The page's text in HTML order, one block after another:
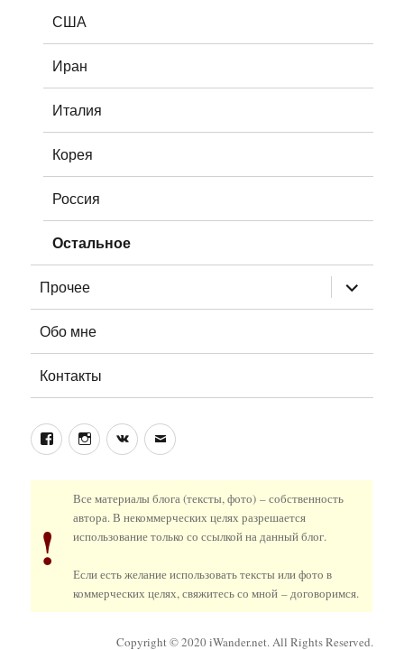
США
Иран
Италия
Корея
Россия
Остальное
Прочее дочернее
меню
Обо мне
Контакты
FacebookInstagramВКонтакте
Email
!
Все материалы блога (тексты, фото) – собственность
автора. В некоммерческих целях разрешается
использование только со ссылкой на данный блог.
Если есть желание использовать тексты или фото в
коммерческих целях,свяжитесь со мной – договоримся.
Copyright © 2020 iWander.net. All Rights Reserved.